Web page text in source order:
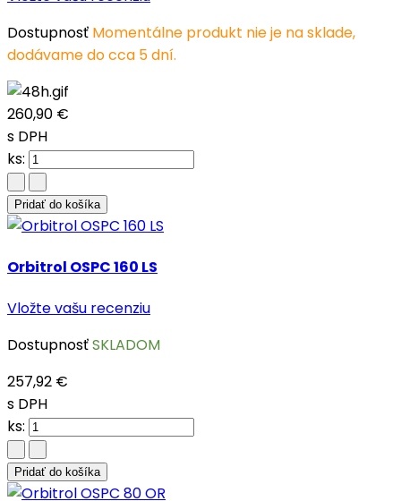
Dostupnosť Momentálne produkt nie je na sklade,
dodávame do cca 5 dní.
260,90 €
s DPH
ks:
Pridať do košíka
Orbitrol OSPC 160 LS
Vložte vašu recenziu
DostupnosťSKLADOM
257,92 €
s DPH
ks:
Pridať do košíka